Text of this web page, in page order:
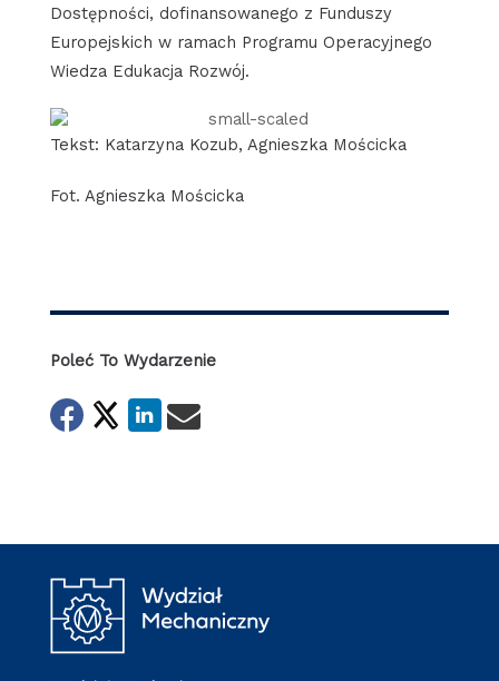
Dostępności, dofinansowanego z Funduszy
Europejskich w ramach Programu Operacyjnego
Wiedza Edukacja Rozwój.
Tekst: Katarzyna Kozub, Agnieszka Mościcka
Fot. Agnieszka Mościcka
Poleć To Wydarzenie